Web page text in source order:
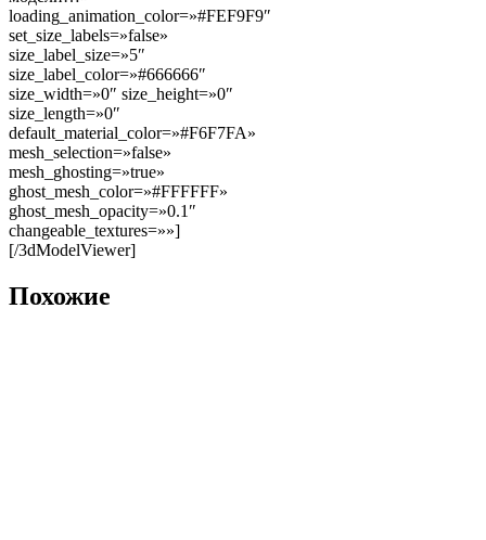
loading_animation_color=»#FEF9F9″
set_size_labels=»false»
size_label_size=»5″
size_label_color=»#666666″
size_width=»0″ size_height=»0″
size_length=»0″
default_material_color=»#F6F7FA»
mesh_selection=»false»
mesh_ghosting=»true»
ghost_mesh_color=»#FFFFFF»
ghost_mesh_opacity=»0.1″
changeable_textures=»»]
[/3dModelViewer]
Похожие